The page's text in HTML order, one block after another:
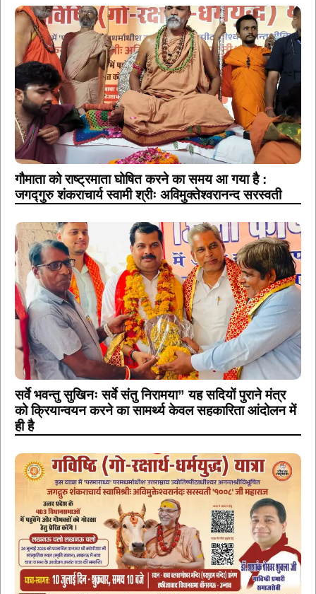
गौमाता को राष्ट्रमाता घोषित करने का समय आ गया है :
जगद्गुरु शंकराचार्य स्वामी श्रीः अविमुक्तेश्वरानन्द सरस्वती
सर्वे भवन्तु सुखिनः सर्वे संतु निरामया” यह सदियों पुराने मंत्र
को क्रियान्वयन करने का सामर्थ्य केवल सहकारिता आंदोलन में
ही है